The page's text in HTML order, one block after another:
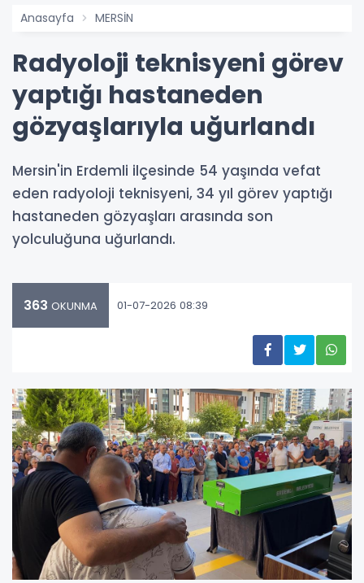
Anasayfa MERSİN
Radyoloji teknisyeni görev
yaptığı hastaneden
gözyaşlarıyla uğurlandı
Mersin'in Erdemli ilçesinde 54 yaşında vefat
eden radyoloji teknisyeni, 34 yıl görev yaptığı
hastaneden gözyaşları arasında son
yolculuğuna uğurlandı.
363 OKUNMA 01-07-2026 08:39